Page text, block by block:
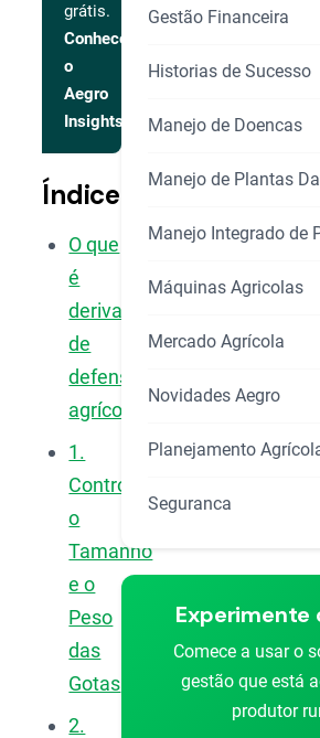
grátis.
Conhecer
o
Aegro
Insights
Índice
O que
é
deriva
de
defensivos
agrícolas?
1.
Controle
o
Tamanho
e o
Peso
das
Gotas
2.
Gestão Financeira
Historias de Sucesso
Manejo de Doencas
Manejo de Plantas
Manejo Integrado de
Máquinas Agricolas
Mercado Agrícola
Novidades Aegro
Planejamento
Seguranca
Experimente
Comece a usar o
gestão que está
produtor